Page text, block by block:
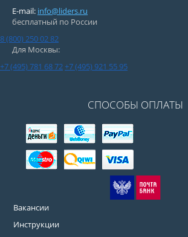
E-mail: info@liders.ru
бесплатный по России
8 (800) 250 02 82
Для Москвы:
+7 (495) 781 68 72+7 (495) 921 55 95
СПОСОБЫ ОПЛАТЫ
Вакансии
Инструкции